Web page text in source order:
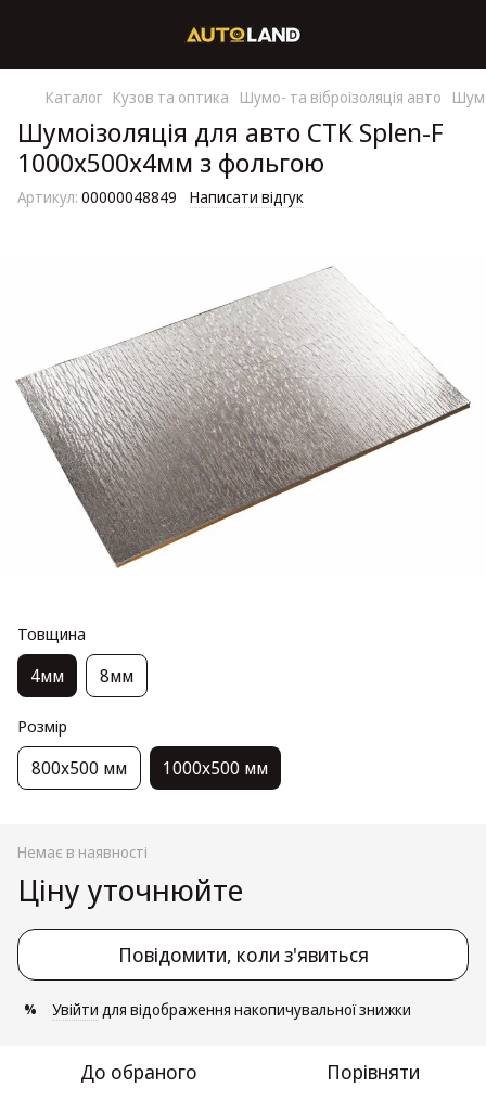
Каталог Кузов та оптика Шумо- та віброізоляція авто
Шумоізоляція для авто CTK Splen-F
1000х500х4мм з фольгою
Артикул: 00000048849 Написати відгук
Товщина
4мм 8мм
Розмір
800х500 мм 1000х500 мм
Немає в наявності
Ціну уточнюйте
Повідомити, коли з'явиться
% Увійти для відображення накопичувальної знижки
До обраного Порівняти